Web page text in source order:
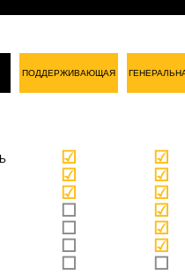
☑
☑
☑
☐
☐
☐
☐
ПОДДЕРЖИВАЮЩАЯ
☑
☑
☑
☑
☑
☑
☐